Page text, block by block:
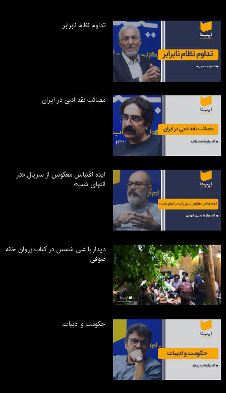
تداوم نظام نابرابر
مصائب نقد ادبی در ایران
ایده اقتباس معکوس از سریال «در
انتهای شب»
دیدار با علی شمس در کتاب زروان خانه
صوفی
حکومت و ادبیات